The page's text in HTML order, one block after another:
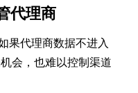
代理商
果代理商数据不进入
会，也难以控制渠道